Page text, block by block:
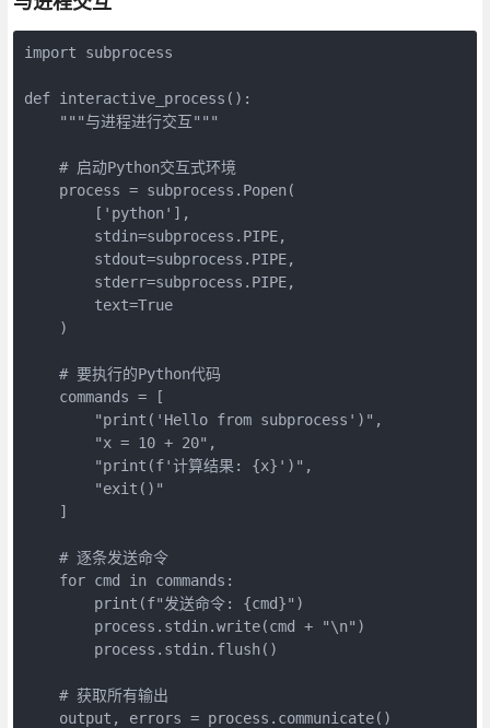
import subprocess
def interactive_process():
    """与进程进行交互"""
    # 启动Python交互式环境
    process = subprocess.Popen(
        ['python'],
        stdin=subprocess.PIPE,
        stdout=subprocess.PIPE,
        stderr=subprocess.PIPE,
        text=True
    )
    # 要执行的Python代码
    commands = [
        "print('Hello from subprocess')",
        "x = 10 + 20",
        "print(f'计算结果: {x}')",
        "exit()"
    ]
    # 逐条发送命令
    for cmd in commands:
        print(f"发送命令: {cmd}")
        process.stdin.write(cmd + "\n")
        process.stdin.flush()
    # 获取所有输出
    output, errors = process.communicate()